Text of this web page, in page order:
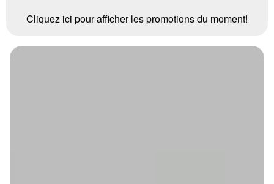
Cliquez ici pour afficher les promotions du moment!